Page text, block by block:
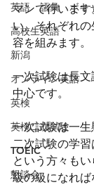
英語 語彙 ボキ
高校生英語
新潟
オンライン英語
英検
英検二次試験
TOEIC
懇談会
マンで行いま
い、それぞれ
容を組みます。
一次試験は長
中心です。
一次試験は一生
二次試験の学習
という方々も
級の級になれ